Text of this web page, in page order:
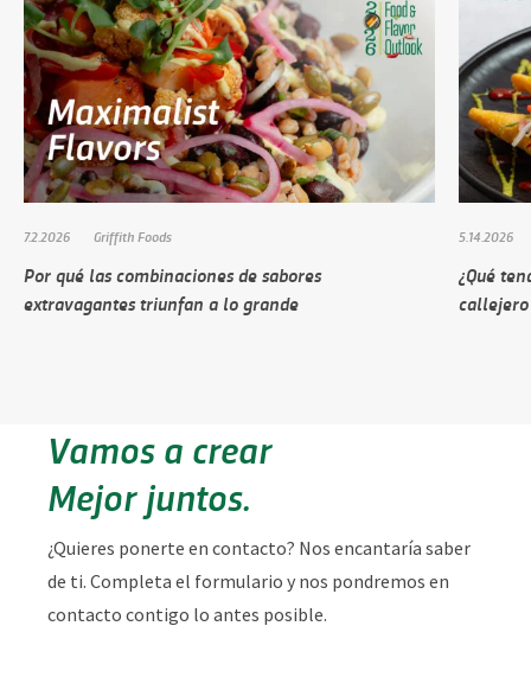
7.2.2026 Griffith Foods
Por qué las combinaciones de sabores
extravagantes triunfan a lo grande
5.14.2026
¿Qué
Vamos a crear
Mejor juntos.
¿Quieres ponerte en contacto? Nos encantaría saber
de ti. Completa el formulario y nos pondremos en
contacto contigo lo antes posible.